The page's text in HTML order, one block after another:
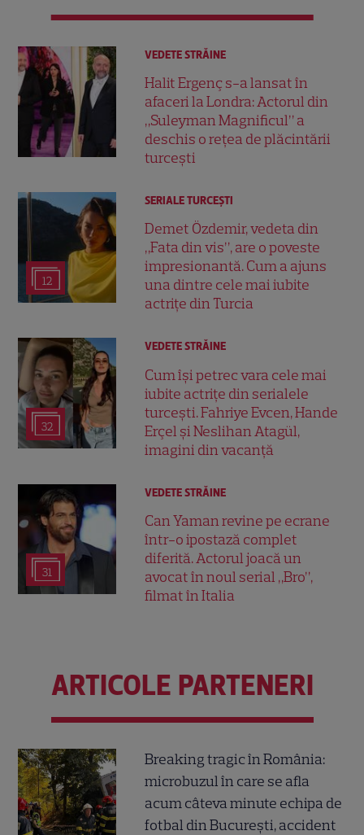
VEDETE STRĂINE
Halit Ergenç s-a lansat în
afaceri la Londra: Actorul din
„Suleyman Magnificul” a
deschis o rețea de plăcintării
turcești
12
SERIALE TURCEŞTI
Demet Özdemir, vedeta din
„Fata din vis”, are o poveste
impresionantă. Cum a ajuns
una dintre cele mai iubite
actrițe din Turcia
32
VEDETE STRĂINE
Cum își petrec vara cele mai
iubite actrițe din serialele
turcești. Fahriye Evcen, Hande
Erçel și Neslihan Atagül,
imagini din vacanță
31
VEDETE STRĂINE
Can Yaman revine pe ecrane
într-o ipostază complet
diferită. Actorul joacă un
avocat în noul serial „Bro”,
filmat în Italia
ARTICOLE PARTENERI
Breaking tragic în România:
microbuzul în care se afla
acum câteva minute echipa de
fotbal din București, accident